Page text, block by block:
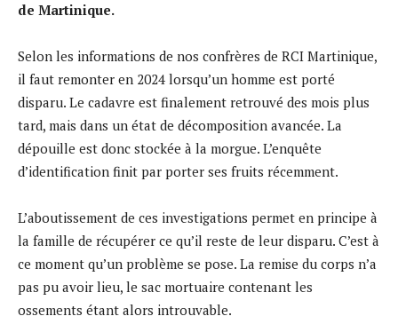
de Martinique.
Selon les informations de nos confrères de RCI Martinique,
il faut remonter en 2024 lorsqu’un homme est porté
disparu. Le cadavre est finalement retrouvé des mois plus
tard, mais dans un état de décomposition avancée. La
dépouille est donc stockée à la morgue. L’enquête
d’identification finit par porter ses fruits récemment.
L’aboutissement de ces investigations permet en principe à
la famille de récupérer ce qu’il reste de leur disparu. C’est à
ce moment qu’un problème se pose. La remise du corps n’a
pas pu avoir lieu, le sac mortuaire contenant les
ossements étant alors introuvable.